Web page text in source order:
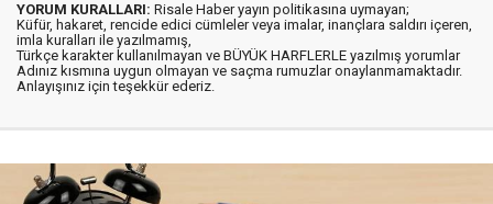
YORUM KURALLARI: Risale Haber yayın politikasına uymayan;
Küfür, hakaret, rencide edici cümleler veya imalar, inançlara saldırı içeren,
imla kuralları ile yazılmamış,
Türkçe karakter kullanılmayan ve BÜYÜK HARFLERLE yazılmış yorumlar
Adınız kısmına uygun olmayan ve saçma rumuzlar onaylanmamaktadır.
Anlayışınız için teşekkür ederiz.